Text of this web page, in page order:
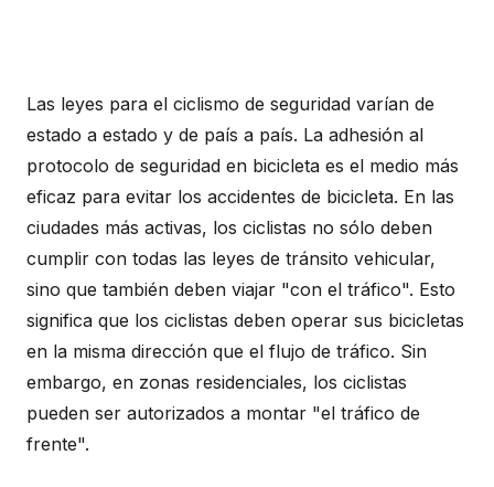
Las leyes para el ciclismo de seguridad varían de
estado a estado y de país a país. La adhesión al
protocolo de seguridad en bicicleta es el medio más
eficaz para evitar los accidentes de bicicleta. En las
ciudades más activas, los ciclistas no sólo deben
cumplir con todas las leyes de tránsito vehicular,
sino que también deben viajar "con el tráfico". Esto
significa que los ciclistas deben operar sus bicicletas
en la misma dirección que el flujo de tráfico. Sin
embargo, en zonas residenciales, los ciclistas
pueden ser autorizados a montar "el tráfico de
frente".